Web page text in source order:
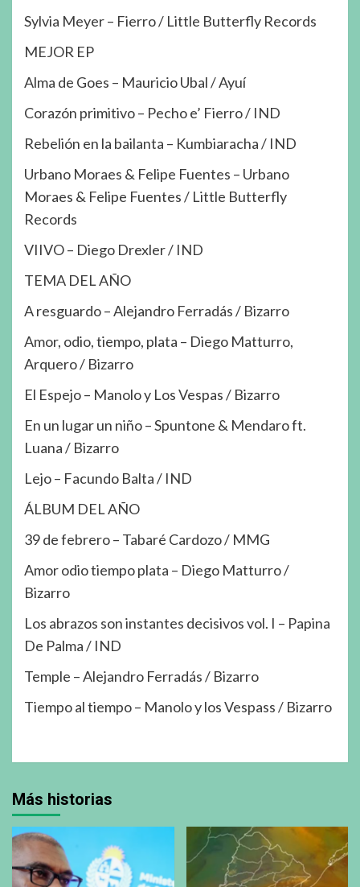
Sylvia Meyer – Fierro / Little Butterfly Records
MEJOR EP
Alma de Goes – Mauricio Ubal / Ayuí
Corazón primitivo – Pecho e’ Fierro / IND
Rebelión en la bailanta – Kumbiaracha / IND
Urbano Moraes & Felipe Fuentes – Urbano
Moraes & Felipe Fuentes / Little Butterfly
Records
VIIVO – Diego Drexler / IND
TEMA DEL AÑO
A resguardo – Alejandro Ferradás / Bizarro
Amor, odio, tiempo, plata – Diego Matturro,
Arquero / Bizarro
El Espejo – Manolo y Los Vespas / Bizarro
En un lugar un niño – Spuntone & Mendaro ft.
Luana / Bizarro
Lejo – Facundo Balta / IND
ÁLBUM DEL AÑO
39 de febrero – Tabaré Cardozo / MMG
Amor odio tiempo plata – Diego Matturro /
Bizarro
Los abrazos son instantes decisivos vol. I – Papina
De Palma / IND
Temple – Alejandro Ferradás / Bizarro
Tiempo al tiempo – Manolo y los Vespass / Bizarro
Más historias